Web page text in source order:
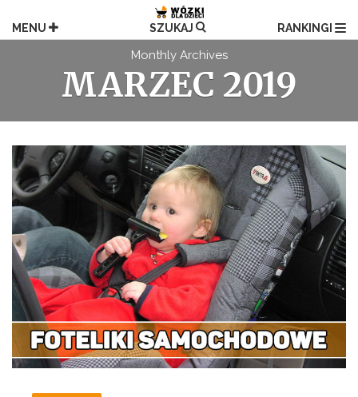
do
treści
MENU SZUKAJ RANKINGI
Monthly Archives
MARZEC 2019